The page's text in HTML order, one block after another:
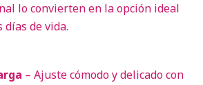
lo convierten en la opción ideal
de vida.
– Ajuste cómodo y delicado con